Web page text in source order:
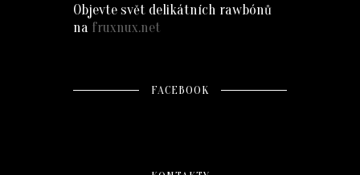
Objevte svět delikátních rawbónů
na fruxnux.net
FACEBOOK